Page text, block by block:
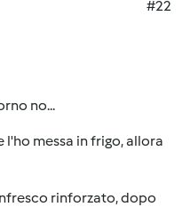
#22
no...
messa in frigo, allora
rinforzato, dopo